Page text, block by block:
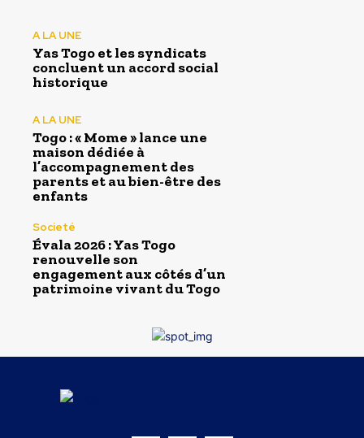
A LA UNE
Yas Togo et les syndicats
concluent un accord social
historique
A LA UNE
Togo : « Mome » lance une
maison dédiée à
l’accompagnement des
parents et au bien-être des
enfants
Societé
Évala 2026 : Yas Togo
renouvelle son
engagement aux côtés d’un
patrimoine vivant du Togo